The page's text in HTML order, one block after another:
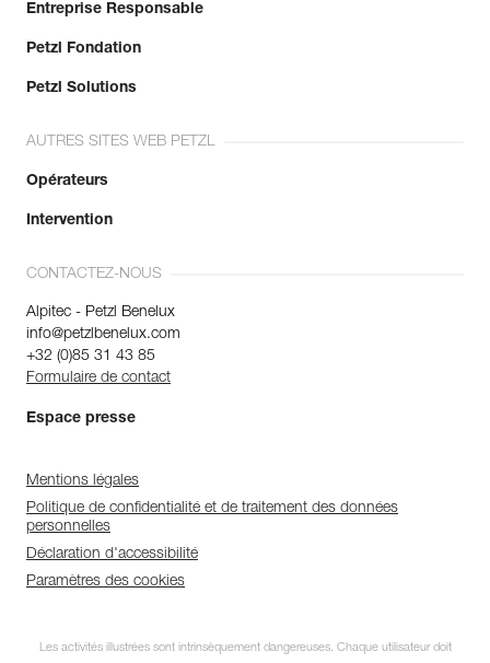
Entreprise Responsable
Petzl Fondation
Petzl Solutions
AUTRES SITES WEB PETZL
Opérateurs
Intervention
CONTACTEZ-NOUS
Alpitec - Petzl Benelux
info@petzlbenelux.com
+32 (0)85 31 43 85
Formulaire de contact
Espace presse
Mentions légales
Politique de confidentialité et de traitement des données
personnelles
Déclaration d'accessibilité
Paramètres des cookies
Les activités illustrées sont intrinsèquement dangereuses. Chaque utilisateur doit